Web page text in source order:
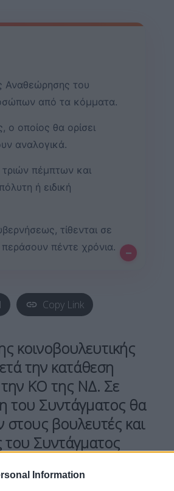
Information
Αναθεώρησης του
από τα κόμματα.
ο οποίος θα ορίσει
αναλογικά.
πέμπτων και
ή ειδική
τίθενται σε
πέντε χρόνια.
–
Copy Link
κοινοβουλευτικής
την κατάθεση
ΚΟ της ΝΔ. Σε
του Συντάγματος θα
βουλευτές και
Συντάγματος
οποίος και θα
τους, αναλογικά